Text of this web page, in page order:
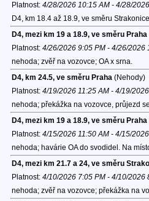
Platnost: 4/28/2026 10:15 AM - 4/28/
D4, km 18.4 až 18.9, ve směru
D4, mezi km 19 a 18.9, ve směru Praha
Platnost: 4/26/2026 9:05 PM - 4/26/2026
nehoda; zvěř na vozovce; OA x srna.
D4, km 24.5, ve směru Praha (Nehody)
Platnost: 4/19/2026 11:25 AM - 4/19/
nehoda; překážka na vozovce, průjezd
D4, mezi km 19 a 18.9, ve směru Praha
Platnost: 4/15/2026 11:50 AM - 4/15/
nehoda; havárie OA do svodidel. Na
D4, mezi km 21.7 a 24, ve směru
Platnost: 4/10/2026 7:05 PM - 4/10/2026
nehoda; zvěř na vozovce; překážka na